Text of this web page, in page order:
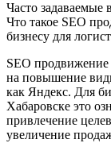
Часто задаваемые
Что такое SEO
бизнесу для
SEO
на повышение
как Яндекс. Для
Хабаровске это
привлечение
увеличение